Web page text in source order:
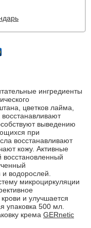
ингредиенты
цветков лайма,
выведению
при
восстанавливают
кожу. Активные
и водорослей.
микроциркуляции
и улучшается
упаковка 500 мл.
крема GERnetic